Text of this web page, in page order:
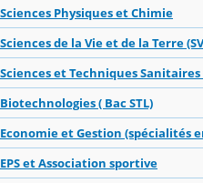
Sciences Physiques et Chimie
Sciences de la Vie et de la Terre
Sciences et Techniques Sanitaires
Biotechnologies ( Bac STL)
Economie et Gestion (spécialités
EPS et Association sportive